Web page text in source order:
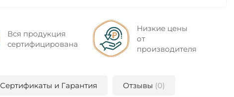
Вся продукция
сертифицирована
Низкие цены
от
производителя
Сертификаты и Гарантия Отзывы (0)